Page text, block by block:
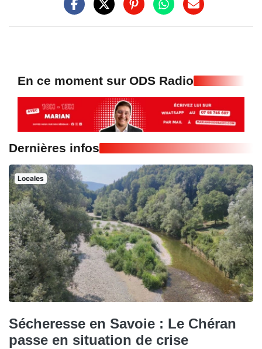
En ce moment sur ODS Radio
Dernières infos
Locales
Sécheresse en Savoie : Le Chéran
passe en situation de crise